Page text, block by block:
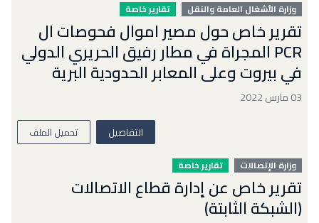
وزارة الأشغال العامة والنقل تقارير خاصة
تقرير خاص حول مصير اموال فحوصات ال
PCR المجراة في مطار رفيق الحريري الدولي
في بيروت وعلى المعابر الحدودية البرية
03 مارس 2022
التفاصيل تحميل الملف
وزارة الإتصالات تقارير خاصة
تقرير خاص عن إدارة قطاع الاتصالات
(الشبكة الثابتة)